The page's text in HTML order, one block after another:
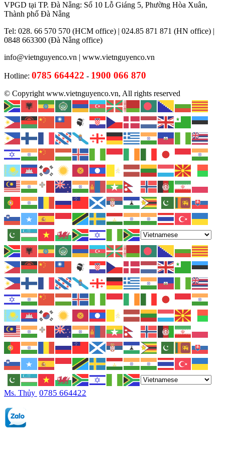
VPGD tại TP. Đà Nẵng: Số 10 Lỗ Giáng 5, Phường Hòa Xuân,
Thành phố Đà Nẵng
Tel: 028. 66 570 570 (HCM office) | 024.85 871 871 (HN office) |
0848 663300 (Đà Nẵng office)
info@vietnguyenco.vn | www.vietnguyenco.vn
Hotline: 0785 664422 - 1900 066 870
© Copyright www.vietnguyenco.vn, All rights reserved
Ms. Thủy 0785 664422